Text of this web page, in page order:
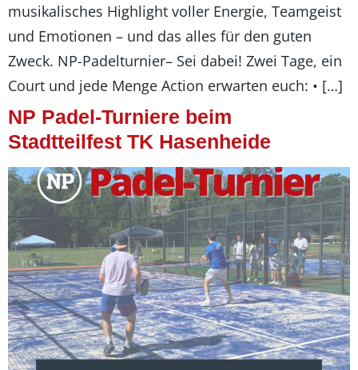
musikalisches Highlight voller Energie, Teamgeist
und Emotionen – und das alles für den guten
Zweck. NP-Padelturnier– Sei dabei! Zwei Tage, ein
Court und jede Menge Action erwarten euch: • […]
NP Padel-Turniere beim
Stadtteilfest TK Hasenheide